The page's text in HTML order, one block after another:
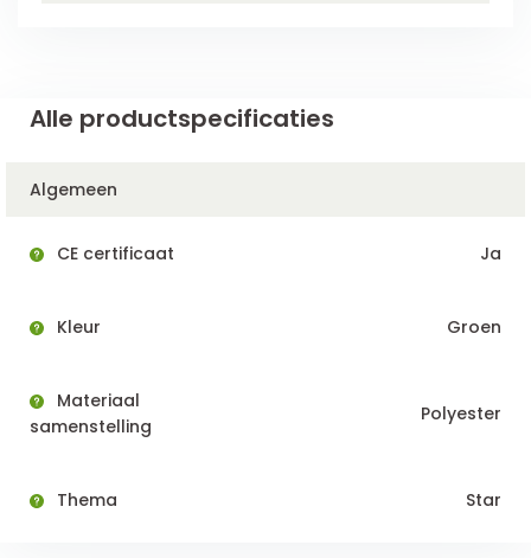
Alle productspecificaties
Algemeen
CE certificaat Ja
Kleur Groen
Materiaal
samenstelling
Polyester
Thema Star